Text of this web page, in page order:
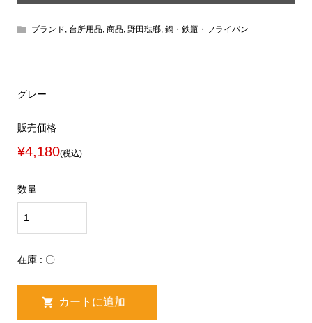
ブランド 台所用品, 商品, 野田琺瑯, 鍋・鉄瓶・フライパン
グレー
販売価格
¥4,180(税込)
数量
在庫 : 〇